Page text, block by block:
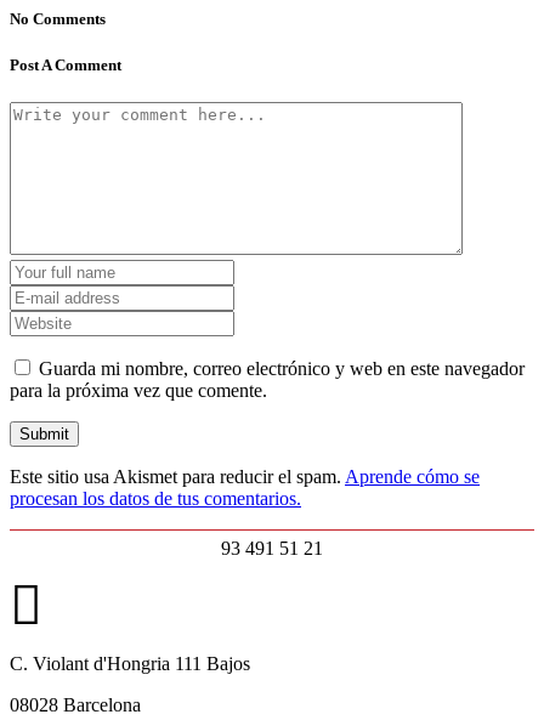
No Comments
Post A Comment
Guarda mi nombre, correo electrónico y web en este navegador
para la próxima vez que comente.
Este sitio usa Akismet para reducir el spam. Aprende cómo se
procesan los datos de tus comentarios.
93 491 51 21
C. Violant d'Hongria 111 Bajos
08028 Barcelona